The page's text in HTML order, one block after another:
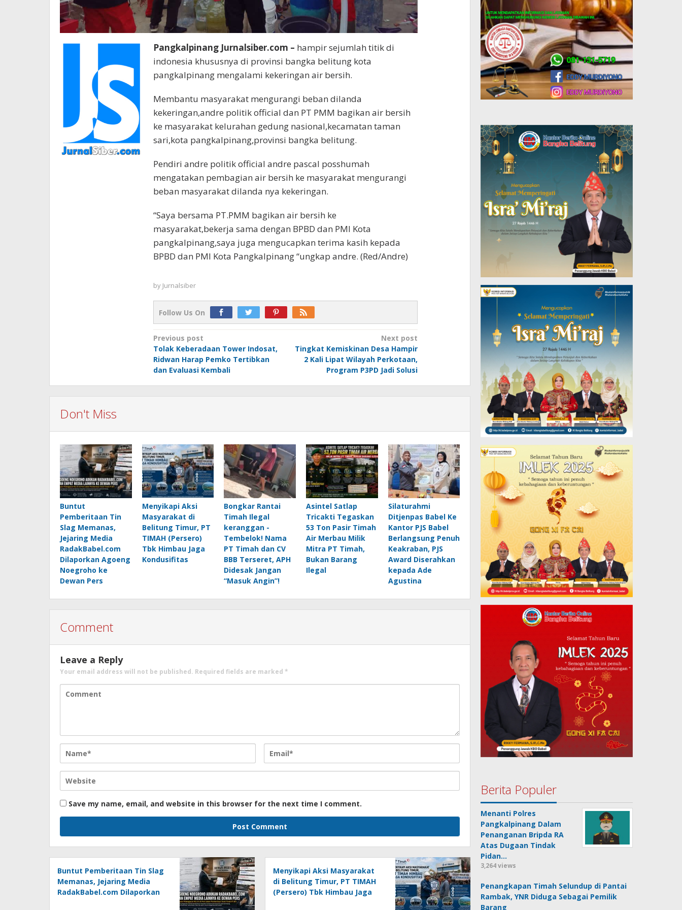
Pangkalpinang Jurnalsiber.com – hampir sejumlah titik di
indonesia khususnya di provinsi bangka belitung kota
pangkalpinang mengalami kekeringan air bersih.
Membantu masyarakat mengurangi beban dilanda
kekeringan,andre politik official dan PT PMM bagikan air bersih
ke masyarakat kelurahan gedung nasional,kecamatan taman
sari,kota pangkalpinang,provinsi bangka belitung.
Pendiri andre politik official andre pascal posshumah
mengatakan pembagian air bersih ke masyarakat mengurangi
beban masyarakat dilanda nya kekeringan.
“Saya bersama PT.PMM bagikan air bersih ke
masyarakat,bekerja sama dengan BPBD dan PMI Kota
pangkalpinang,saya juga mengucapkan terima kasih kepada
BPBD dan PMI Kota Pangkalpinang “ungkap andre. (Red/Andre)
by Jurnalsiber
Follow Us On
Post
navigation
Previous post
Tolak Keberadaan Tower Indosat,
Ridwan Harap Pemko Tertibkan
dan Evaluasi Kembali
Next post
Tingkat Kemiskinan Desa Hampir
2 Kali Lipat Wilayah Perkotaan,
Program P3PD Jadi Solusi
Don't Miss
Buntut
Pemberitaan Tin
Slag Memanas,
Jejaring Media
RadakBabel.com
Dilaporkan Agoeng
Noegroho ke
Dewan Pers
Menyikapi Aksi
Masyarakat di
Belitung Timur, PT
TIMAH (Persero)
Tbk Himbau Jaga
Kondusifitas
Bongkar Rantai
Timah Ilegal
keranggan -
Tembelok! Nama
PT Timah dan CV
BBB Terseret, APH
Didesak Jangan
“Masuk Angin”!
Asintel Satlap
Tricakti Tegaskan
53 Ton Pasir Timah
Air Merbau Milik
Mitra PT Timah,
Bukan Barang
Ilegal
Silaturahmi
Ditjenpas Babel Ke
Kantor PJS Babel
Berlangsung Penuh
Keakraban, PJS
Award Diserahkan
kepada Ade
Agustina
Comment
Leave a Reply
Your email address will not be published. Required fields are marked *
Save my name, email, and website in this browser for the next time I comment.
Buntut Pemberitaan Tin Slag
Memanas, Jejaring Media
RadakBabel.com Dilaporkan
Menyikapi Aksi Masyarakat
di Belitung Timur, PT TIMAH
(Persero) Tbk Himbau Jaga
Berita Populer
Menanti Polres
Pangkalpinang Dalam
Penanganan Bripda RA
Atas Dugaan Tindak
Pidan…
3,264 views
Penangkapan Timah Selundup di Pantai
Rambak, YNR Diduga Sebagai Pemilik
Barang